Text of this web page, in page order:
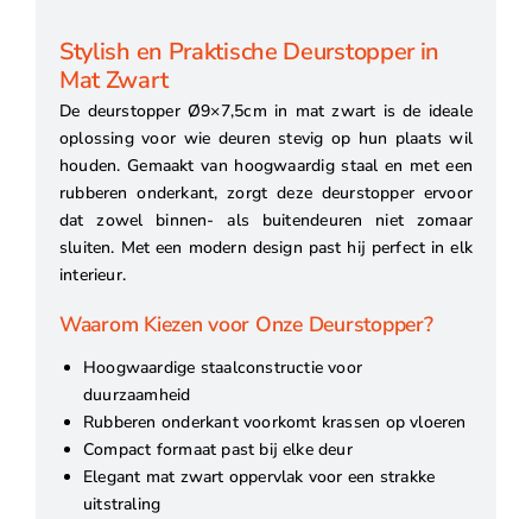
Stylish en Praktische Deurstopper in
Mat Zwart
De deurstopper Ø9×7,5cm in mat zwart is de ideale
oplossing voor wie deuren stevig op hun plaats wil
houden. Gemaakt van hoogwaardig staal en met een
rubberen onderkant, zorgt deze deurstopper ervoor
dat zowel binnen- als buitendeuren niet zomaar
sluiten. Met een modern design past hij perfect in elk
interieur.
Waarom Kiezen voor Onze Deurstopper?
Hoogwaardige staalconstructie voor
duurzaamheid
Rubberen onderkant voorkomt krassen op vloeren
Compact formaat past bij elke deur
Elegant mat zwart oppervlak voor een strakke
uitstraling